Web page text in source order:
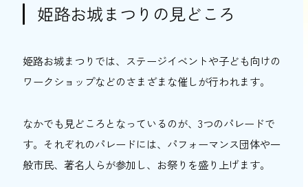
姫路お城まつりの見どころ
姫路お城まつりでは、ステージイベントや子ども向けの
ワークショップなどのさまざまな催しが行われます。
なかでも見どころとなっているのが、3つのパレードで
す。それぞれのパレードには、パフォーマンス団体や一
般市民、著名人らが参加し、お祭りを盛り上げます。